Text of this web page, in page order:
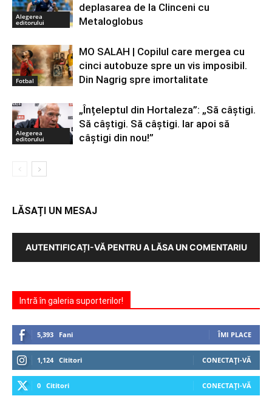
Alegerea
editorului
deplasarea de la Clinceni cu
Metaloglobus
Fotbal
MO SALAH | Copilul care mergea cu
cinci autobuze spre un vis imposibil.
Din Nagrig spre imortalitate
Alegerea
editorului
„Înțeleptul din Hortaleza”: „Să câștigi.
Să câștigi. Să câștigi. Iar apoi să
câștigi din nou!”
LĂSAȚI UN MESAJ
AUTENTIFICAȚI-VĂ PENTRU A LĂSA UN COMENTARIU
Intră în galeria suporterilor!
5,393 Fani ÎMI PLACE
1,124 Cititori CONECTAȚI-VĂ
0 Cititori CONECTAȚI-VĂ